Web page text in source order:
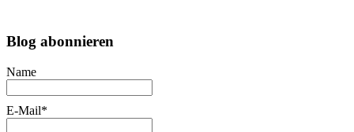
Blog abonnieren
Name
E-Mail*